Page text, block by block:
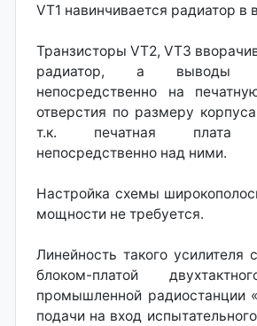
VT1 навинчивается радиатор в
Транзисторы VT2, VT3
радиатор, а выводы
непосредственно на
отверстия по размеру
т.к. печатная плата
непосредственно над ними.
Настройка схемы
мощности не требуется.
Линейность такого усилителя
блоком-платой
промышленной радиостанции
подачи на вход